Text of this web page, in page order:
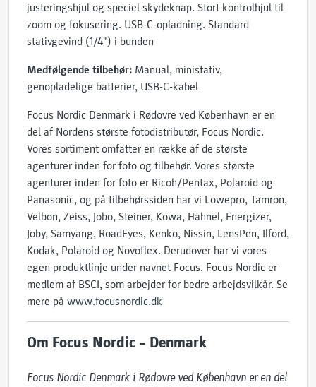
justeringshjul og speciel skydeknap. Stort kontrolhjul til
zoom og fokusering. USB-C-opladning. Standard
stativgevind (1/4") i bunden
Medfølgende tilbehør: Manual, ministativ,
genopladelige batterier, USB-C-kabel
Focus Nordic Denmark i Rødovre ved København er en
del af Nordens største fotodistributør, Focus Nordic.
Vores sortiment omfatter en række af de største
agenturer inden for foto og tilbehør. Vores største
agenturer inden for foto er Ricoh/Pentax, Polaroid og
Panasonic, og på tilbehørssiden har vi Lowepro, Tamron,
Velbon, Zeiss, Jobo, Steiner, Kowa, Hähnel, Energizer,
Joby, Samyang, RoadEyes, Kenko, Nissin, LensPen, Ilford,
Kodak, Polaroid og Novoflex. Derudover har vi vores
egen produktlinje under navnet Focus. Focus Nordic er
medlem af BSCI, som arbejder for bedre arbejdsvilkår. Se
mere på www.focusnordic.dk
Om Focus Nordic – Denmark
Focus Nordic Denmark i Rødovre ved København er en del